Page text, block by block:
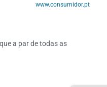
www.consumidor.pt
a par de todas as